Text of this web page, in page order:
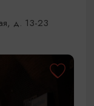
д. 13-23